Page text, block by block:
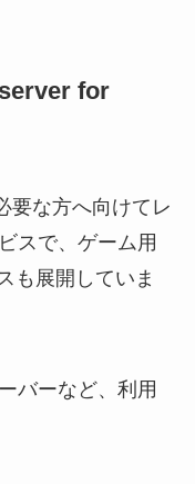
for
要な方へ向けてレ
スで、ゲーム用
も展開していま
バーなど、利用